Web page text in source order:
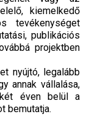
kiemelkedő
tevékenységet
publikációs
projektben
nyújtó, legalább
annak vállalása,
éven belül a
bemutatja.